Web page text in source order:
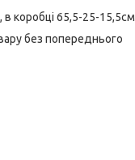
в коробці 65,5-25-15,5см
без попереднього